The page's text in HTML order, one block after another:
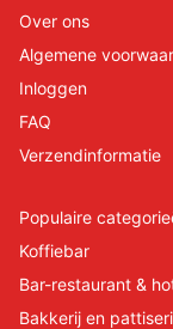
Over ons
Algemene
Inloggen
FAQ
Verzendinformatie
Populaire
Koffiebar
Bar-restaurant &
Bakkerij en